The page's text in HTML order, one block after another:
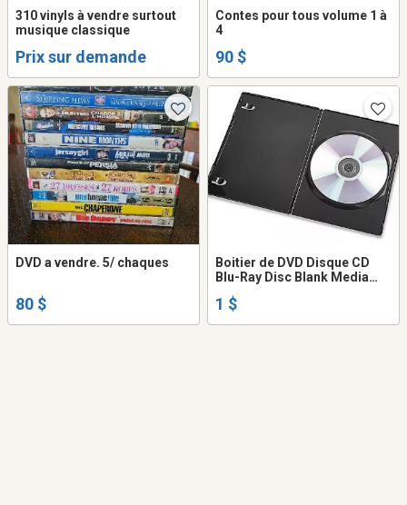
310 vinyls à vendre surtout
musique classique
Prix sur demande
Contes pour tous volume 1 à
4
90 $
DVD a vendre. 5/ chaques
80 $
Boitier de DVD Disque CD
Blu-Ray Disc Blank Media
Movie video game jeu lot
1 $